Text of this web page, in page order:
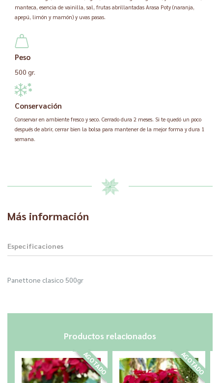
manteca, esencia de vainilla, sal, frutas abrillantadas Arasa Poty (naranja,
apepú, limón y mamón) y uvas pasas.
Peso
500 gr.
Conservación
Conservar en ambiente fresco y seco. Cerrado dura 2 meses. Si te quedó un poco
después de abrir, cerrar bien la bolsa para mantener de la mejor forma y dura 1
semana.
Más información
Especificaciones
Panettone clasico 500gr
Productos relacionados
AGOTADO AGOTADO